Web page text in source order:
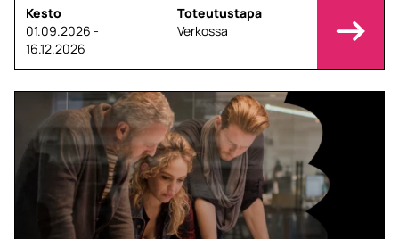
Kesto
01.09.2026 -
16.12.2026
Toteutustapa
Verkossa